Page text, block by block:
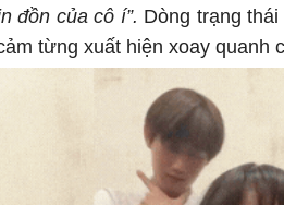
đồn của cô í”. Dòng trạng
từng xuất hiện xoay quanh